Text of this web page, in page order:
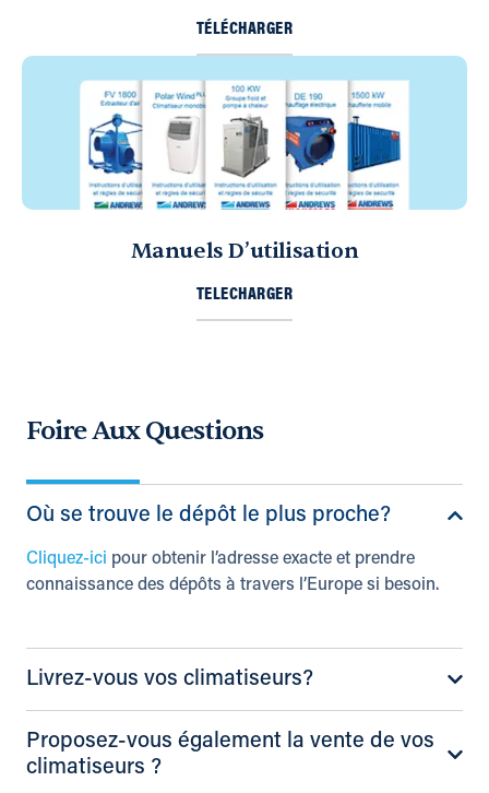
TÉLÉCHARGER
Manuels D’utilisation
TELECHARGER
Foire Aux Questions
Où se trouve le dépôt le plus proche?
Cliquez-ici pour obtenir l’adresse exacte et prendre
connaissance des dépôts à travers l’Europe si besoin.
Livrez-vous vos climatiseurs?
Proposez-vous également la vente de vos
climatiseurs ?